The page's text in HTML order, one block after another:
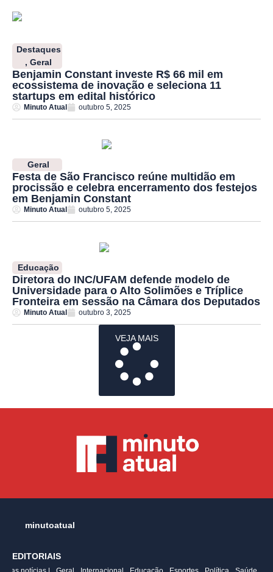
Destaques
,Geral
Benjamin Constant investe R$ 66 mil em
ecossistema de inovação e seleciona 11
startups em edital histórico
Minuto Atual outubro 5, 2025
Geral
Festa de São Francisco reúne multidão em
procissão e celebra encerramento dos festejos
em Benjamin Constant
Minuto Atual outubro 5, 2025
Educação
Diretora do INC/UFAM defende modelo de
Universidade para o Alto Solimões e Tríplice
Fronteira em sessão na Câmara dos Deputados
Minuto Atual outubro 3, 2025
VEJA MAIS
minutoatual
EDITORIAIS